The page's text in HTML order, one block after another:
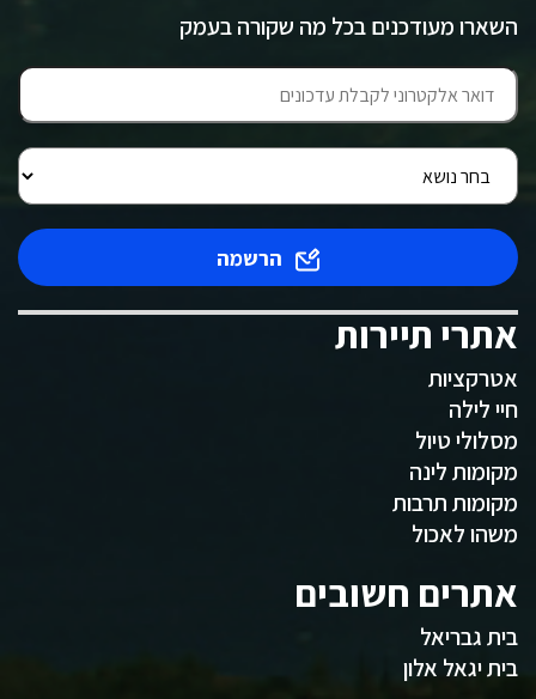
השארו מעודכנים בכל מה שקורה בעמק
הרשמה
אתרי תיירות
אטרקציות
חיי לילה
מסלולי טיול
מקומות לינה
מקומות תרבות
משהו לאכול
אתרים חשובים
בית גבריאל
בית יגאל אלון